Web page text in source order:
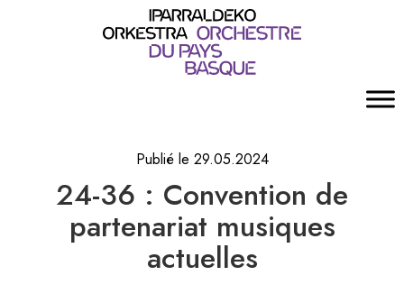
Publié le 29.05.2024
24-36 : Convention de
partenariat musiques
actuelles